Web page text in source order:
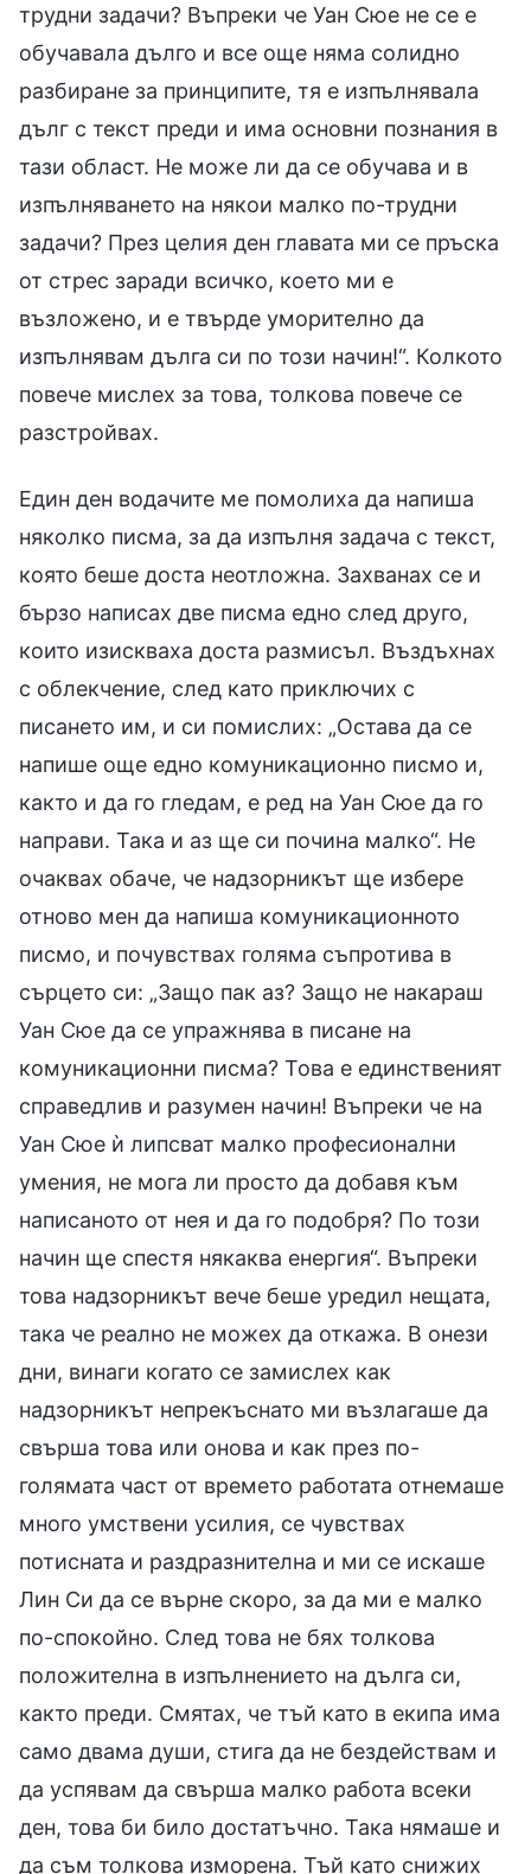
трудни задачи? Въпреки че Уан Сюе не се е
обучавала дълго и все още няма солидно
разбиране за принципите, тя е изпълнявала
дълг с текст преди и има основни познания в
тази област. Не може ли да се обучава и в
изпълняването на някои малко по-трудни
задачи? През целия ден главата ми се пръска
от стрес заради всичко, което ми е
възложено, и е твърде уморително да
изпълнявам дълга си по този начин!“. Колкото
повече мислех за това, толкова повече се
разстройвах.
Един ден водачите ме помолиха да напиша
няколко писма, за да изпълня задача с текст,
която беше доста неотложна. Захванах се и
бързо написах две писма едно след друго,
които изискваха доста размисъл. Въздъхнах
с облекчение, след като приключих с
писането им, и си помислих: „Остава да се
напише още едно комуникационно писмо и,
както и да го гледам, е ред на Уан Сюе да го
направи. Така и аз ще си почина малко“. Не
очаквах обаче, че надзорникът ще избере
отново мен да напиша комуникационното
писмо, и почувствах голяма съпротива в
сърцето си: „Защо пак аз? Защо не накараш
Уан Сюе да се упражнява в писане на
комуникационни писма? Това е единственият
справедлив и разумен начин! Въпреки че на
Уан Сюе ѝ липсват малко професионални
умения, не мога ли просто да добавя към
написаното от нея и да го подобря? По този
начин ще спестя някаква енергия“. Въпреки
това надзорникът вече беше уредил нещата,
така че реално не можех да откажа. В онези
дни, винаги когато се замислех как
надзорникът непрекъснато ми възлагаше да
свърша това или онова и как през по-
голямата част от времето работата отнемаше
много умствени усилия, се чувствах
потисната и раздразнителна и ми се искаше
Лин Си да се върне скоро, за да ми е малко
по-спокойно. След това не бях толкова
положителна в изпълнението на дълга си,
както преди. Смятах, че тъй като в екипа има
само двама души, стига да не бездействам и
да успявам да свърша малко работа всеки
ден, това би било достатъчно. Така нямаше и
да съм толкова изморена. Тъй като снижих